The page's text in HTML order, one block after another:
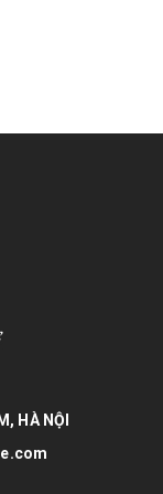
HÀ NỘI